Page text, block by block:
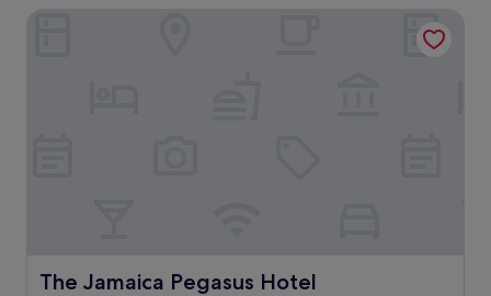
anmeldelser)
The Jamaica Pegasus Hotel
The Jamaica Pegasus Hotel